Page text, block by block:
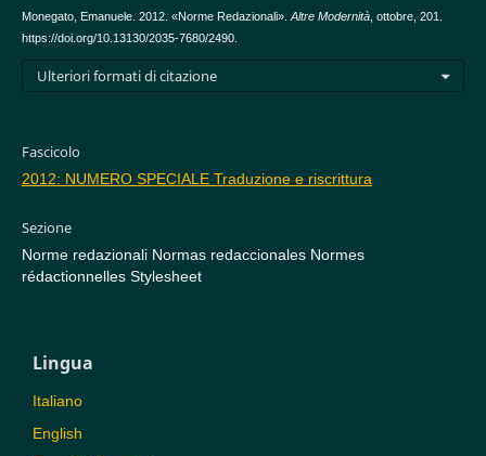
Monegato, Emanuele. 2012. «Norme Redazionali». Altre Modernità, ottobre, 201.
https://doi.org/10.13130/2035-7680/2490.
Ulteriori formati di citazione
Fascicolo
2012: NUMERO SPECIALE Traduzione e riscrittura
Sezione
Norme redazionali Normas redaccionales Normes
rédactionnelles Stylesheet
Lingua
Italiano
English